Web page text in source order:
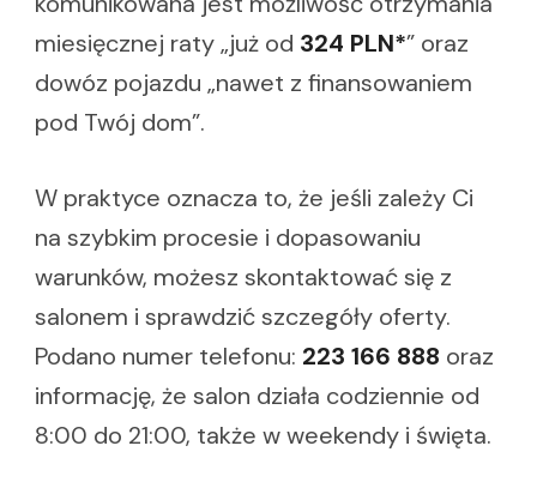
miesięcznej raty „już od 324 PLN*” oraz
dowóz pojazdu „nawet z finansowaniem
pod Twój dom”.
W praktyce oznacza to, że jeśli zależy Ci
na szybkim procesie i dopasowaniu
warunków, możesz skontaktować się z
salonem i sprawdzić szczegóły oferty.
Podano numer telefonu: 223 166 888 oraz
informację, że salon działa codziennie od
8:00 do 21:00, także w weekendy i święta.